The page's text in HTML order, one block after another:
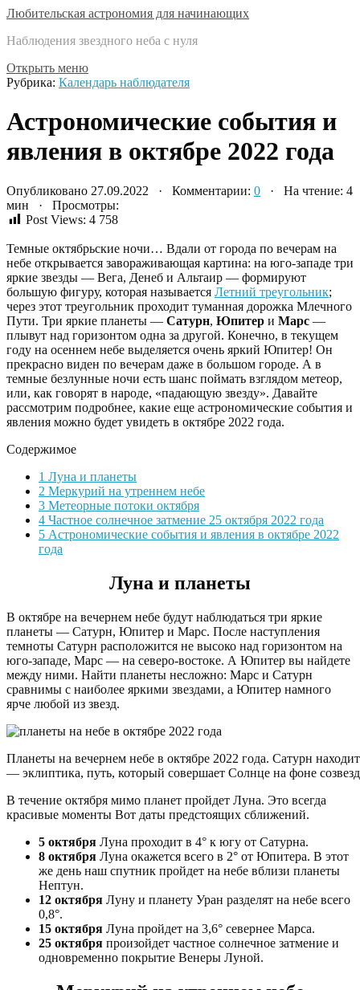
Любительская астрономия для начинающих
Наблюдения звездного неба с нуля
Открыть меню
Рубрика: Календарь наблюдателя
Астрономические события и
явления в октябре 2022 года
Опубликовано 27.09.2022 · Комментарии: 0 · На чтение: 4
мин · Просмотры:
Post Views: 4 758
Темные октябрьские ночи… Вдали от города по вечерам на
небе открывается завораживающая картина: на юго-западе три
яркие звезды — Вега, Денеб и Альтаир — формируют
большую фигуру, которая называется Летний треугольник;
через этот треугольник проходит туманная дорожка Млечного
Пути. Три яркие планеты — Сатурн, Юпитер и Марс —
плывут над горизонтом одна за другой. Конечно, в текущем
году на осеннем небе выделяется очень яркий Юпитер! Он
прекрасно виден по вечерам даже в большом городе. А в
темные безлунные ночи есть шанс поймать взглядом метеор,
или, как говорят в народе, «падающую звезду». Давайте
рассмотрим подробнее, какие еще астрономические события и
явления можно будет увидеть в октябре 2022 года.
Содержимое
1 Луна и планеты
2 Меркурий на утреннем небе
3 Метеорные потоки октября
4 Частное солнечное затмение 25 октября 2022 года
5 Астрономические события и явления в октябре 2022
года
Луна и планеты
В октябре на вечернем небе будут наблюдаться три яркие
планеты — Сатурн, Юпитер и Марс. После наступления
темноты Сатурн расположится не высоко над горизонтом на
юго-западе, Марс — на северо-востоке. А Юпитер вы найдете
между ними. Найти планеты несложно: Марс и Сатурн
сравнимы с наиболее яркими звездами, а Юпитер намного
ярче любой из звезд.
Планеты на вечернем небе в октябре 2022 года. Сатурн
— эклиптика, путь, который совершает Солнце на фоне
В течение октября мимо планет пройдет Луна. Это всегда
красивые моменты Вот даты предстоящих сближений.
5 октября Луна проходит в 4° к югу от Сатурна.
8 октября Луна окажется всего в 2° от Юпитера. В этот
же день наш спутник пройдет на небе вблизи планеты
Нептун.
12 октября Луну и планету Уран разделят на небе всего
0,8°.
15 октября Луна пройдет на 3,6° севернее Марса.
25 октября произойдет частное солнечное затмение и
одновременно покрытие Венеры Луной.